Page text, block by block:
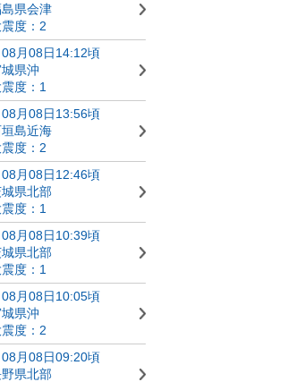
県会津
度：2
月08日14:12頃
県沖
度：1
月08日13:56頃
島近海
度：2
月08日12:46頃
県北部
度：1
月08日10:39頃
県北部
度：1
月08日10:05頃
県沖
度：2
月08日09:20頃
県北部